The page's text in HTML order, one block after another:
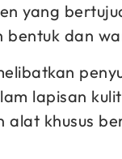
yang
bentuk dan
lapisan
alat khusus